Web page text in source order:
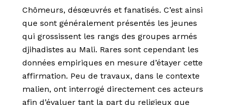
Chômeurs, désœuvrés et fanatisés. C’est ainsi
que sont généralement présentés les jeunes
qui grossissent les rangs des groupes armés
djihadistes au Mali. Rares sont cependant les
données empiriques en mesure d’étayer cette
affirmation. Peu de travaux, dans le contexte
malien, ont interrogé directement ces acteurs
afin d’évaluer tant la part du religieux que